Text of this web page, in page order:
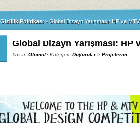
Gizlilik Politikası » Global Dizayn Yarışması: HP ve MTV
Global Dizayn Yarışması: HP
Yazar: Otomot/ Kategori: Duyurular> Projelerim